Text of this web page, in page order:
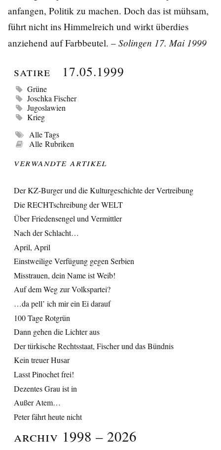
anfangen, Politik zu machen. Doch das ist mühsam,
führt nicht ins Himmelreich und wirkt überdies
anziehend auf Farbbeutel. – Solingen 17. Mai 1999
Satire 17.05.1999
Grüne
Joschka Fischer
Jugoslawien
Krieg
Alle Tags
Alle Rubriken
Verwandte Artikel
Der KZ-Burger und die Kulturgeschichte der Vertreibung
Die RECHTschreibung der WELT
Über Friedensengel und Vermittler
Nach der Schlacht…
April, April
Einstweilige Verfügung gegen Serbien
Misstrauen, dein Name ist Weib!
Auf dem Weg zur Volkspartei?
…da pell’ ich mir ein Ei darauf
100 Tage Rotgrün
Dann gehen die Lichter aus
Der türkische Rechtsstaat, Fischer und das Bündnis
Kein treuer Husar
Lasst Pinochet frei!
Dezentes Grau ist in
Außer Atem…
Peter fährt heute nicht
Archiv 1998 – 2026